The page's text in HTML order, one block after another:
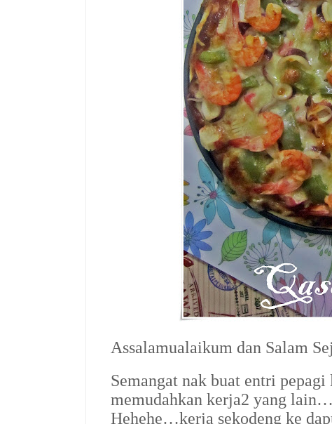
Assalamualaikum dan Salam
Semangat nak buat entri
memudahkan kerja2 yang
Hehehe…kerja sekodeng ke